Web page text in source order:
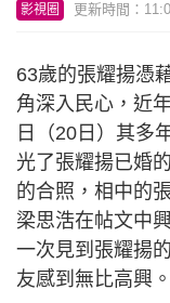
影視圈 更新時間：
63歲的張耀揚憑
角深入民心，近
日（20日）其多
光了張耀揚已婚
的合照，相中的
梁思浩在帖文中
一次見到張耀揚
友感到無比高興。